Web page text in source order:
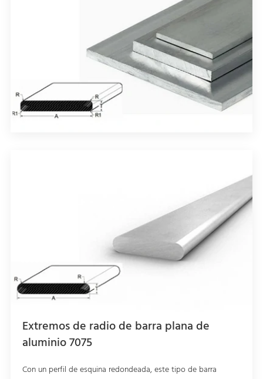
Extremos de radio de barra plana de
aluminio 7075
Con un perfil de esquina redondeada, este tipo de barra